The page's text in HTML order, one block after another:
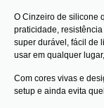
O Cinzeiro de silicone
praticidade,
super durável, fácil de
usar em qualquer
Com cores vivas e
setup e ainda evita